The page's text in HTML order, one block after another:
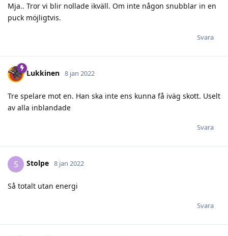
Mja.. Tror vi blir nollade ikväll. Om inte någon snubblar in en
puck möjligtvis.
Svara
Lukkinen 8 jan 2022
Tre spelare mot en. Han ska inte ens kunna få iväg skott. Uselt
av alla inblandade
Svara
S Stolpe 8 jan 2022
Så totalt utan energi
Svara